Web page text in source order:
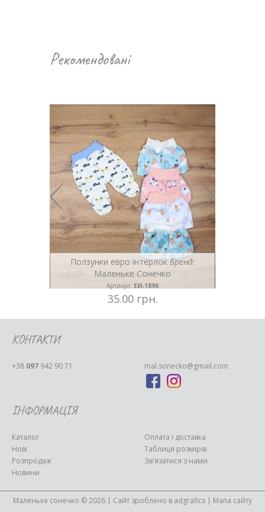
Рекомендовані
Ползунки евро інтерлокБренд:
Маленьке Сонечко
Артикул: ЕИ-1896
35.00 грн.
КОНТАКТИ
+38 097 942 90 71 mal.sonecko@gmail.com
ІНФОРМАЦІЯ
Каталог
Нові
Розпродаж
Новини
Оплата і доставка
Таблиця розмірів
Зв'язатися з нами
Маленьке сонечко © 2026 | Сайт зроблено в adgrafics | Мапа сайту